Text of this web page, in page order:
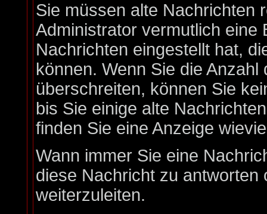
Sie müssen alte Nachrichten
Administrator vermutlich eine
Nachrichten eingestellt hat,
können. Wenn Sie die
überschreiten, können Sie
bis Sie einige alte
finden Sie eine Anzeige
Wann immer Sie eine
diese Nachricht zu
weiterzuleiten.